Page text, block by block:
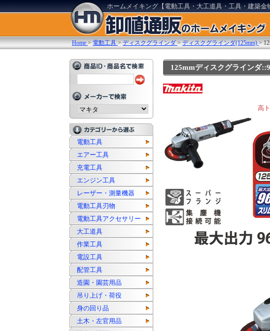
ホームメイキング【電動工具・大工道具・工具・建築金
Home >電動工具 >ディスクグラインダ >ディスクグラインダ(125mm) >
電動工具
エアー工具
充電工具
エンジン工具
レーザー・測量機器
電動工具刃物
電動工具アクセサリー
大工道具
作業工具
電設工具
配管工具
造園・園芸用品
吊り上げ・荷役
身の回り品
土木・左官用品
125mmディスクグラインダ
高